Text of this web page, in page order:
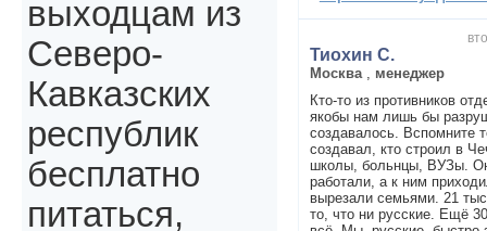
Тиохин С.
Москва
менеджер
Кто-то из противников
якобы нам лишь бы
создавалось. Вспомните
создавал, кто строил в
школы, больнцы, ВУЗы.
работали, а к ним
вырезали семьями. 21
то, что ни русские. Ещё
выходцам из
Северо-
Кавказских
республик
бесплатно
питаться,